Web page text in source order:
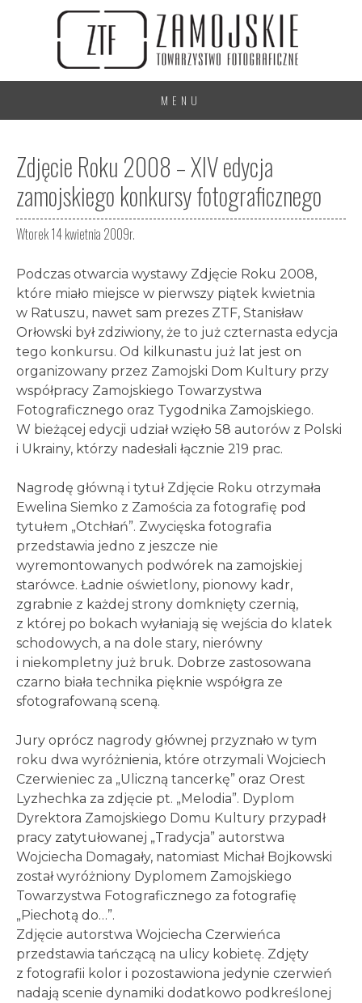
MENU
Zdjęcie Roku 2008 – XIV edycja
zamojskiego konkursy fotograficznego
Wtorek 14 kwietnia 2009r.
Podczas otwarcia wystawy Zdjęcie Roku 2008,
które miało miejsce w pierwszy piątek kwietnia
w Ratuszu, nawet sam prezes ZTF, Stanisław
Orłowski był zdziwiony, że to już czternasta edycja
tego konkursu. Od kilkunastu już lat jest on
organizowany przez Zamojski Dom Kultury przy
współpracy Zamojskiego Towarzystwa
Fotograficznego oraz Tygodnika Zamojskiego.
W bieżącej edycji udział wzięło 58 autorów z Polski
i Ukrainy, którzy nadesłali łącznie 219 prac.
Nagrodę główną i tytuł Zdjęcie Roku otrzymała
Ewelina Siemko z Zamościa za fotografię pod
tytułem „Otchłań”. Zwycięska fotografia
przedstawia jedno z jeszcze nie
wyremontowanych podwórek na zamojskiej
starówce. Ładnie oświetlony, pionowy kadr,
zgrabnie z każdej strony domknięty czernią,
z której po bokach wyłaniają się wejścia do klatek
schodowych, a na dole stary, nierówny
i niekompletny już bruk. Dobrze zastosowana
czarno biała technika pięknie współgra ze
sfotografowaną sceną.
Jury oprócz nagrody głównej przyznało w tym
roku dwa wyróżnienia, które otrzymali Wojciech
Czerwieniec za „Uliczną tancerkę” oraz Orest
Lyzhechka za zdjęcie pt. „Melodia”. Dyplom
Dyrektora Zamojskiego Domu Kultury przypadł
pracy zatytułowanej „Tradycja” autorstwa
Wojciecha Domagały, natomiast Michał Bojkowski
został wyróżniony Dyplomem Zamojskiego
Towarzystwa Fotograficznego za fotografię
„Piechotą do…”.
Zdjęcie autorstwa Wojciecha Czerwieńca
przedstawia tańczącą na ulicy kobietę. Zdjęty
z fotografii kolor i pozostawiona jedynie czerwień
nadają scenie dynamiki dodatkowo podkreślonej